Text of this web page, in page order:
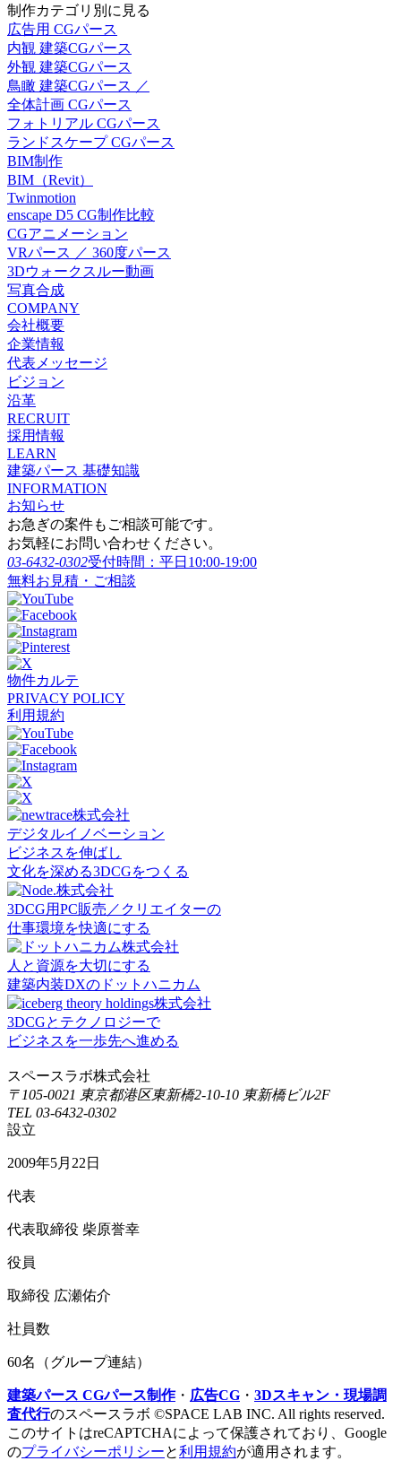
制作カテゴリ別に見る
広告用 CGパース
内観 建築CGパース
外観 建築CGパース
鳥瞰 建築CGパース ／
全体計画 CGパース
フォトリアル CGパース
ランドスケープ CGパース
BIM制作
BIM（Revit）
Twinmotion
enscape D5 CG制作比較
CGアニメーション
VRパース ／ 360度パース
3Dウォークスルー動画
写真合成
COMPANY
会社概要
企業情報
代表メッセージ
ビジョン
沿革
RECRUIT
採用情報
LEARN
建築パース 基礎知識
INFORMATION
お知らせ
お急ぎの案件もご相談可能です。
お気軽にお問い合わせください。
03-6432-0302受付時間：平日10:00-19:00
無料お見積・ご相談
物件カルテ
PRIVACY POLICY
利用規約
デジタルイノベーション
ビジネスを伸ばし
文化を深める3DCGをつくる
3DCG用PC販売／クリエイターの
仕事環境を快適にする
人と資源を大切にする
建築内装DXのドットハニカム
3DCGとテクノロジーで
ビジネスを一歩先へ進める
スペースラボ株式会社
〒105-0021 東京都港区東新橋2-10-10 東新橋ビル2F
TEL 03-6432-0302
設立
2009年5月22日
代表
代表取締役 柴原誉幸
役員
取締役 広瀬佑介
社員数
60名（グループ連結）
建築パース CGパース制作・ 広告CG ・ 3Dスキャン・現場調
査代行のスペースラボ ©SPACE LAB INC. All rights reserved.
このサイトはreCAPTCHAによって保護されており、Google
のプライバシーポリシーと利用規約が適用されます。